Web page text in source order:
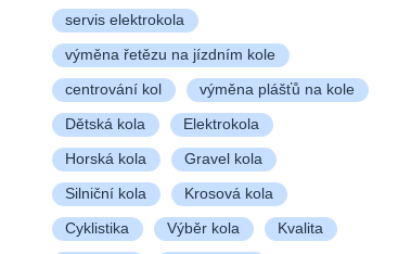
servis elektrokola
výměna řetězu na jízdním kole
centrování kol výměna plášťů na kole
Dětská kola Elektrokola
Horská kola Gravel kola
Silniční kola Krosová kola
Cyklistika Výběr kola Kvalita